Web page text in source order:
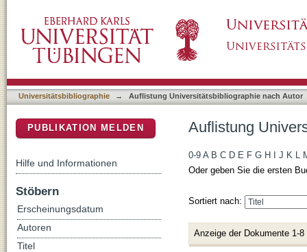
Universitätsbibliographie → Auflistung Universitätsbibliographie nach Autor
Auflistung
0-9 A B C D E F G H J K L
Oder geben Sie die ersten
Sortiert nach:
Anzeige der Dokumente 1-8
PUBLIKATION MELDEN
Hilfe und Informationen
Stöbern
Erscheinungsdatum
Autoren
Titel